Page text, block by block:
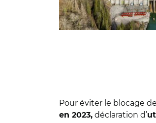
Pour éviter le blocage
en 2023, déclaration d’